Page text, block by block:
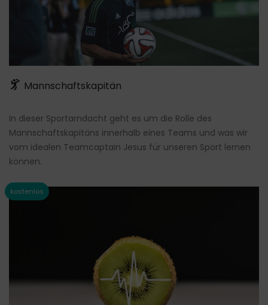
Mannschaftskapitän
In dieser Sportarndacht geht es um die Rolle des
Mannschaftskapitäns innerhalb eines Teams und was wir
vom idealen Teamcaptain Jesus für unseren Sport lernen
können.